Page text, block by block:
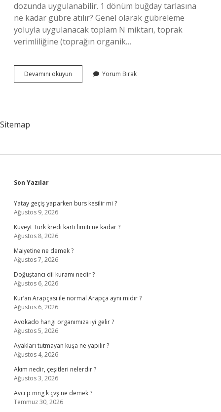
dozunda uygulanabilir. 1 dönüm buğday tarlasına
ne kadar gübre atılır? Genel olarak gübreleme
yoluyla uygulanacak toplam N miktarı, toprak
verimliliğine (toprağın organik…
Devamını okuyun
Dönüme
Yorum Bırak
Sitemap
Sidebar
Son Yazılar
Yatay geçiş yaparken burs kesilir mi ?
Ağustos 9, 2026
Kuveyt Türk kredi kartı limiti ne kadar ?
Ağustos 8, 2026
Maiyetine ne demek ?
Ağustos 7, 2026
Doğuştancı dil kuramı nedir ?
Ağustos 6, 2026
Kur’an Arapçası ile normal Arapça aynı mıdır ?
Ağustos 6, 2026
Avokado hangi organımıza iyi gelir ?
Ağustos 5, 2026
Ayakları tutmayan kuşa ne yapılır ?
Ağustos 4, 2026
Akım nedir, çeşitleri nelerdir ?
Ağustos 3, 2026
Avcı p mng k çvş ne demek ?
Temmuz 30, 2026